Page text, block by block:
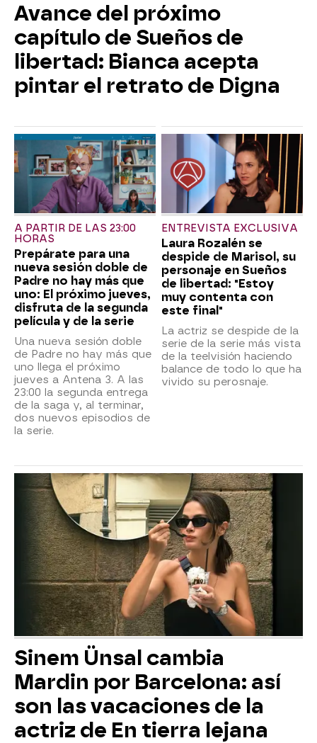
Avance del próximo
capítulo de Sueños de
libertad: Bianca acepta
pintar el retrato de Digna
A PARTIR DE LAS 23:00
HORAS
Prepárate para una
nueva sesión doble de
Padre no hay más que
uno: El próximo jueves,
disfruta de la segunda
película y de la serie
Una nueva sesión doble
de Padre no hay más que
uno llega el próximo
jueves a Antena 3. A las
23:00 la segunda entrega
de la saga y, al terminar,
dos nuevos episodios de
la serie.
ENTREVISTA EXCLUSIVA
Laura Rozalén se
despide de Marisol, su
personaje en Sueños
de libertad: "Estoy
muy contenta con
este final"
La actriz se despide de la
serie de la serie más vista
de la teelvisión haciendo
balance de todo lo que ha
vivido su perosnaje.
Sinem Ünsal cambia
Mardin por Barcelona: así
son las vacaciones de la
actriz de En tierra lejana